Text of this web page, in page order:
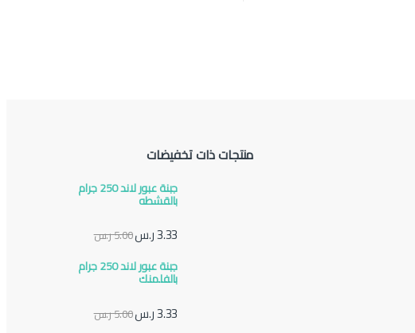
منتجات ذات تخفيضات
جبنة عبور لاند 250 جرام
بالقشطه
3.33ر.س5.00ر.س
جبنة عبور لاند 250 جرام
بالفلمنك
3.33ر.س5.00ر.س